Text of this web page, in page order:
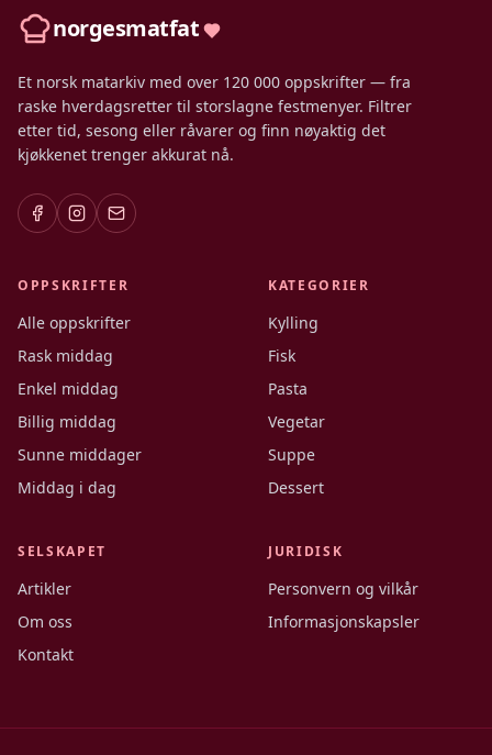
norgesmatfat
Et norsk matarkiv med over 120 000 oppskrifter — fra
raske hverdagsretter til storslagne festmenyer. Filtrer
etter tid, sesong eller råvarer og finn nøyaktig det
kjøkkenet trenger akkurat nå.
OPPSKRIFTER
Alle oppskrifter
Rask middag
Enkel middag
Billig middag
Sunne middager
Middag i dag
KATEGORIER
Kylling
Fisk
Pasta
Vegetar
Suppe
Dessert
SELSKAPET
Artikler
Om oss
Kontakt
JURIDISK
Personvern og vilkår
Informasjonskapsler